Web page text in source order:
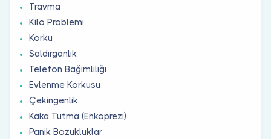
Travma
Kilo Problemi
Korku
Saldırganlık
Telefon Bağımlılığı
Evlenme Korkusu
Çekingenlik
Kaka Tutma (Enkoprezi)
Panik Bozukluklar